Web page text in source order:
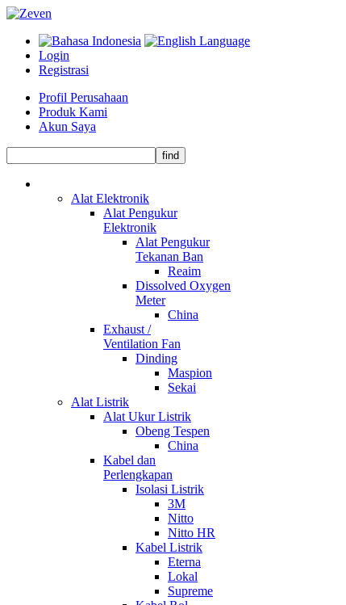
Login
Registrasi
Profil Perusahaan
Produk Kami
Akun Saya
Alat Elektronik
Alat Pengukur
Elektronik
Alat Pengukur
Tekanan Ban
Reaim
Dissolved Oxygen
Meter
China
Exhaust /
Ventilation Fan
Dinding
Maspion
Sekai
Alat Listrik
Alat Ukur Listrik
Obeng Tespen
China
Kabel dan
Perlengkapan
Isolasi Listrik
3M
Nitto
Nitto HR
Kabel Listrik
Eterna
Lokal
Supreme